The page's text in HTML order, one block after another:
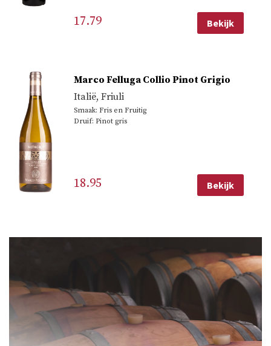
17.79 Bekijk
Marco Felluga Collio Pinot Grigio
Italië, Friuli
Smaak: Fris en Fruitig
Druif: Pinot gris
18.95 Bekijk